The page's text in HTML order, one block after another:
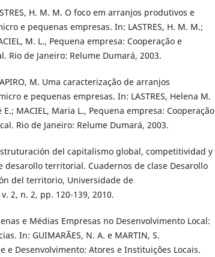
H. M. M. O foco em arranjos produtivos e
e pequenas empresas. In: LASTRES, H. M. M.;
M. L., Pequena empresa: Cooperação e
Rio de Janeiro: Relume Dumará, 2003.
M. Uma caracterização de arranjos
e pequenas empresas. In: LASTRES, Helena M.
E.; MACIEL, Maria L., Pequena empresa: Cooperação
Rio de Janeiro: Relume Dumará, 2003.
del capitalismo global, competitividad y
desarollo territorial. Cuadernos de clase Desarollo
del territorio, Universidade de
2, n. 2, pp. 120-139, 2010.
e Médias Empresas no Desenvolvimento Local:
In: GUIMARÃES, N. A. e MARTIN, S.
e Desenvolvimento: Atores e Instituições Locais.